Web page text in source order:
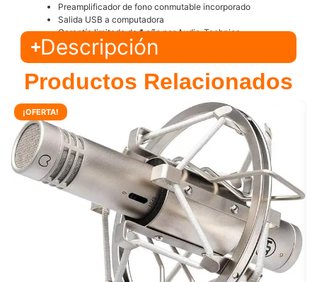
Preamplificador de fono conmutable incorporado
Salida USB a computadora
Garantía limitada de1 añopor Audio-Technica
Descripción
Productos Relacionados
¡OFERTA!